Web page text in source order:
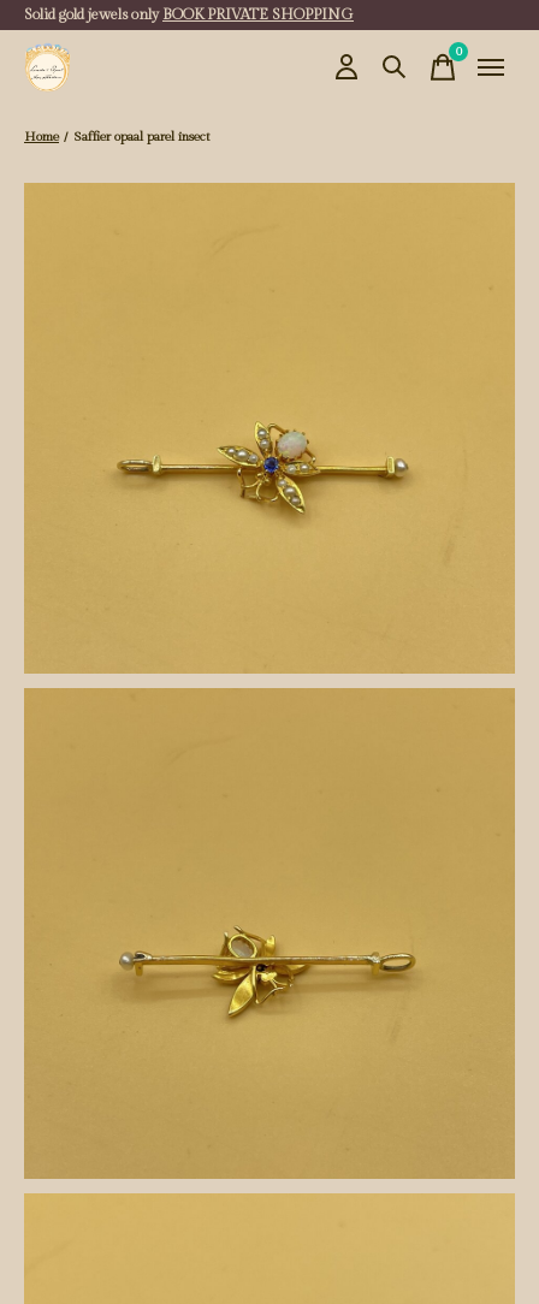
Solid gold jewels only BOOK PRIVATE SHOPPING
0items
Home / Saffier opaal parel insect